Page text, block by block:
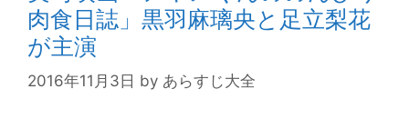
肉食日誌」黒羽麻璃央と足立梨花
が主演
2016年11月3日 by あらすじ大全